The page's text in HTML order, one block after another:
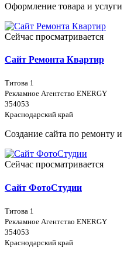
Оформление товара и услуги
Сейчас просматривается
Сайт Ремонта Квартир
Титова 1
Рекламное Агентство ENERGY
354053
Краснодарский край
Создание сайта по ремонту
Сейчас просматривается
Сайт ФотоСтудии
Титова 1
Рекламное Агентство ENERGY
354053
Краснодарский край